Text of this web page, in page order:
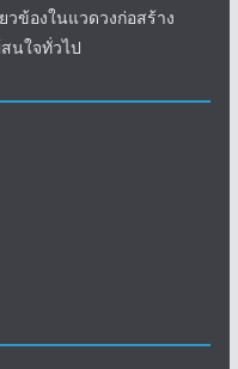
ข้องในแวดวงก่อสร้าง
นใจทั่วไป